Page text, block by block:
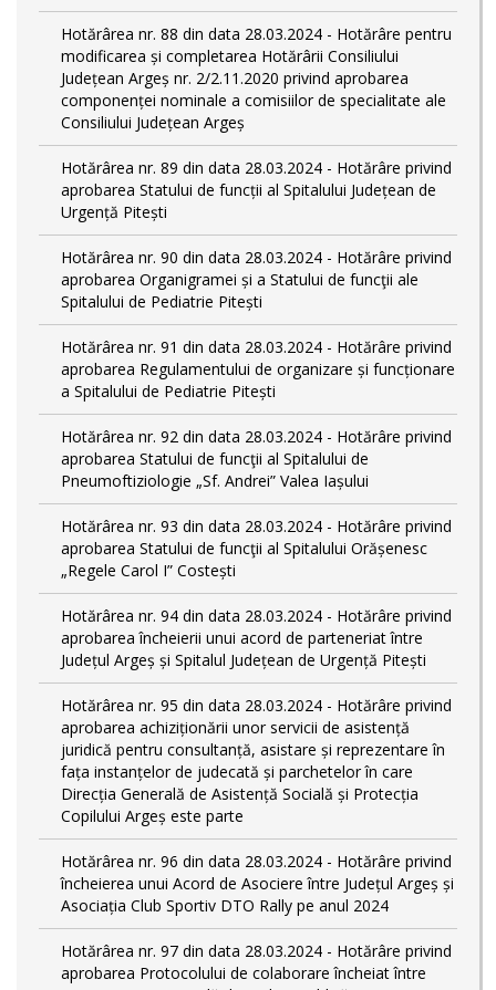
Hotărârea nr. 88 din data 28.03.2024 - Hotărâre pentru
modificarea și completarea Hotărârii Consiliului
Județean Argeș nr. 2/2.11.2020 privind aprobarea
componenței nominale a comisiilor de specialitate ale
Consiliului Județean Argeș
Hotărârea nr. 89 din data 28.03.2024 - Hotărâre privind
aprobarea Statului de funcții al Spitalului Județean de
Urgență Pitești
Hotărârea nr. 90 din data 28.03.2024 - Hotărâre privind
aprobarea Organigramei și a Statului de funcţii ale
Spitalului de Pediatrie Pitești
Hotărârea nr. 91 din data 28.03.2024 - Hotărâre privind
aprobarea Regulamentului de organizare și funcționare
a Spitalului de Pediatrie Pitești
Hotărârea nr. 92 din data 28.03.2024 - Hotărâre privind
aprobarea Statului de funcţii al Spitalului de
Pneumoftiziologie „Sf. Andrei” Valea Iașului
Hotărârea nr. 93 din data 28.03.2024 - Hotărâre privind
aprobarea Statului de funcţii al Spitalului Orășenesc
„Regele Carol I” Costești
Hotărârea nr. 94 din data 28.03.2024 - Hotărâre privind
aprobarea încheierii unui acord de parteneriat între
Județul Argeș și Spitalul Județean de Urgență Pitești
Hotărârea nr. 95 din data 28.03.2024 - Hotărâre privind
aprobarea achiziționării unor servicii de asistență
juridică pentru consultanță, asistare și reprezentare în
fața instanțelor de judecată și parchetelor în care
Direcția Generală de Asistență Socială și Protecția
Copilului Argeș este parte
Hotărârea nr. 96 din data 28.03.2024 - Hotărâre privind
încheierea unui Acord de Asociere între Județul Argeș și
Asociația Club Sportiv DTO Rally pe anul 2024
Hotărârea nr. 97 din data 28.03.2024 - Hotărâre privind
aprobarea Protocolului de colaborare încheiat între